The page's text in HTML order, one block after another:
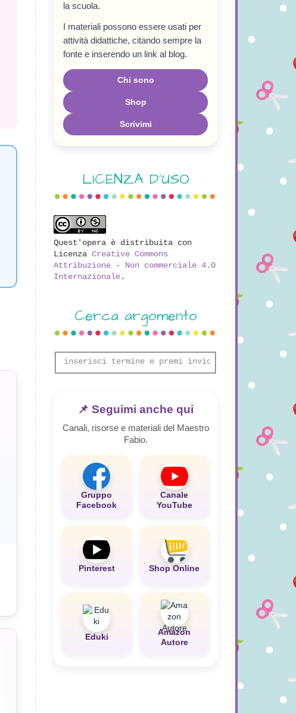
la scuola.
I materiali possono essere usati per
attività didattiche, citando sempre la
fonte e inserendo un link al blog.
Chi sono
Shop
Scrivimi
LICENZA D'USO
Quest'opera è distribuita con
Licenza Creative Commons
Attribuzione - Non commerciale 4.0
Internazionale.
Cerca argomento
📌 Seguimi anche qui
Canali, risorse e materiali del Maestro
Fabio.
Gruppo
Facebook
Canale
YouTube
Pinterest Shop Online
Eduki
Amazon
Autore